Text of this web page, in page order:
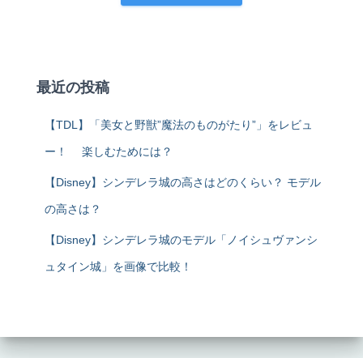
最近の投稿
【TDL】「美女と野獣”魔法のものがたり”」をレビュ
ー！ 楽しむためには？
【Disney】シンデレラ城の高さはどのくらい？ モデル
の高さは？
【Disney】シンデレラ城のモデル「ノイシュヴァンシ
ュタイン城」を画像で比較！